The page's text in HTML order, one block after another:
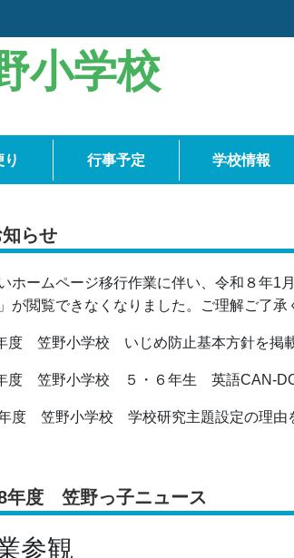
小学校
行事予定 学校情報
らせ
ホームページ移行作業に伴い、令和８年1
が閲覧できなくなりました。ご理解ご了承
度 笠野小学校 いじめ防止基本方針を掲載
度 笠野小学校 ５・６年生 英語CAN-DO
度 笠野小学校 学校研究主題設定の理由
年度 笠野っ子ニュース
参観